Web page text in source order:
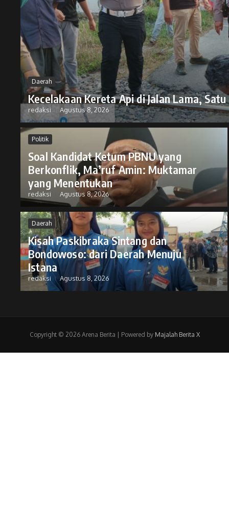
Daerah
Kecelakaan Kereta Api di Jalan Lama,
redaksi Agustus 8, 2026
Politik
Soal Kandidat Ketum PBNU yang
Berkonflik, Ma’ruf Amin: Muktamar
yang Menentukan
redaksi Agustus 8, 2026
Daerah
Kisah Paskibraka Sintang dan
Bondowoso: dari Daerah Menuju
Istana
redaksi Agustus 8, 2026
Copyright © 2026 Arena Berita | Powered by Majalah Berita X